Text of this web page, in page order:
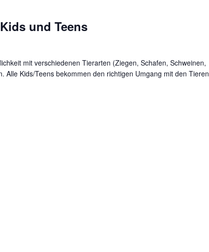
und Teens
mit verschiedenen Tierarten (Ziegen, Schafen, Schweinen,
Alle Kids/Teens bekommen den richtigen Umgang mit den Tieren